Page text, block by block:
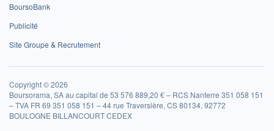
BoursoBank
Publicité
Site Groupe & Recrutement
Copyright © 2026
Boursorama, SA au capital de 53 576 889,20 € – RCS Nanterre 351 058 151
– TVA FR 69 351 058 151 – 44 rue Traversière, CS 80134, 92772
BOULOGNE BILLANCOURT CEDEX